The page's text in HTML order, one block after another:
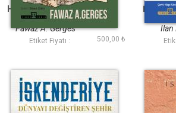
Hata Asıl Neredeydi
Fawaz A. Gerges
Etiket Fiyatı : 500,00 ₺
İsrail
Ilan